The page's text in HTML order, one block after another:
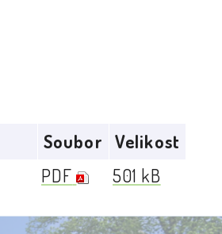
Soubor
Velikost
PDF 501 kB